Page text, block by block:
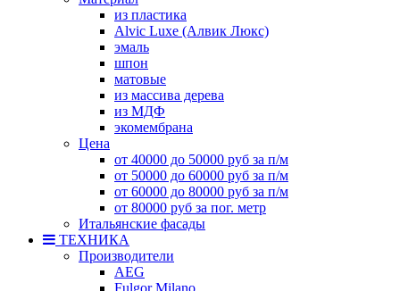
из пластика
Alvic Luxe (Алвик Люкс)
эмаль
шпон
матовые
из массива дерева
из МДФ
экомембрана
Цена
от 40000 до 50000 руб за п/м
от 50000 до 60000 руб за п/м
от 60000 до 80000 руб за п/м
от 80000 руб за пог. метр
Итальянские фасады
ТЕХНИКА
Производители
AEG
Fulgor Milano